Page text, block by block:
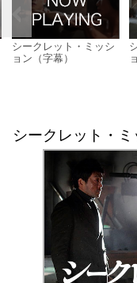
シークレット・ミッシ
ョン（字幕）
シークレット・ミ